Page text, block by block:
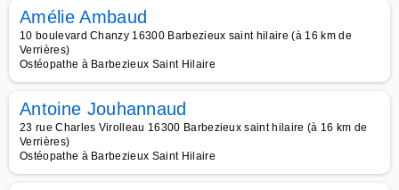
Amélie Ambaud
10 boulevard Chanzy 16300 Barbezieux saint hilaire (à 16 km de
Verrières)
Ostéopathe à Barbezieux Saint Hilaire
Antoine Jouhannaud
23 rue Charles Virolleau 16300 Barbezieux saint hilaire (à 16 km de
Verrières)
Ostéopathe à Barbezieux Saint Hilaire